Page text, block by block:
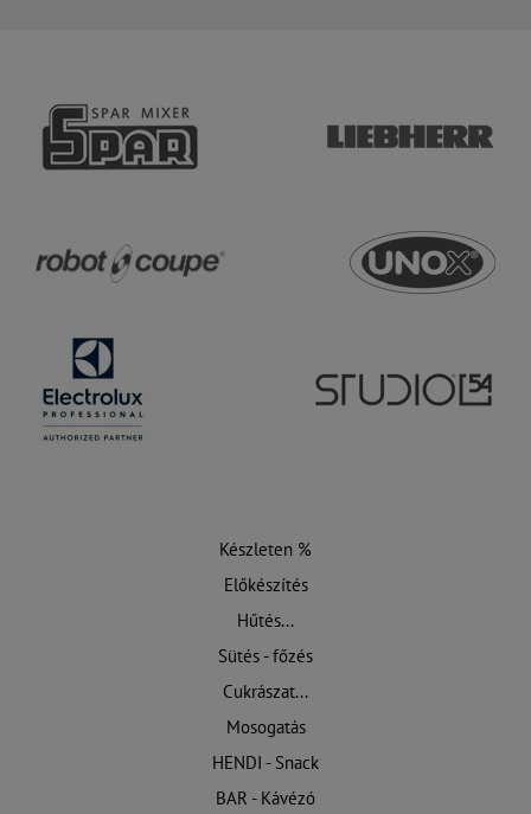
Készleten %
Előkészítés
Hűtés...
Sütés - főzés
Cukrászat...
Mosogatás
HENDI - Snack
BAR - Kávézó